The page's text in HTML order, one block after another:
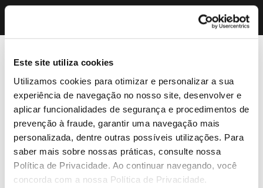
Este site utiliza cookies
Utilizamos cookies para otimizar e personalizar a sua
experiência de navegação no nosso site, desenvolver e
aplicar funcionalidades de segurança e procedimentos de
prevenção à fraude, garantir uma navegação mais
personalizada, dentre outras possíveis utilizações. Para
saber mais sobre nossas práticas, consulte nossa
Política de Privacidade. Ao continuar navegando, você
concorda com a nossa Política de Privacidade.